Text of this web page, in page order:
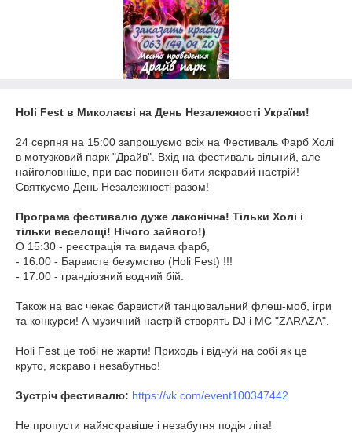
Holi Fest в Миколаєві на День Незалежності України!
24 серпня на 15:00 запрошуємо всіх на Фестиваль Фарб Холі
в мотузковий парк "Драйв". Вхід на фестиваль вільний, але
найголовніше, при вас повинен бити яскравий настрій!
Святкуємо День Незалежності разом!
Програма фестивалю дуже лаконічна! Тільки Холі і
тільки веселощі! Нічого зайвого!)
О 15:30 - реєстрація та видача фарб,
- 16:00 - Барвисте безумство (Holi Fest) !!!
- 17:00 - грандіозний водний бій.
Також на вас чекає барвистий танцювальний флеш-моб, ігри
та конкурси! А музичний настрій створять DJ і MC "ZARAZA".
Holi Fest це тобі не жарти! Приходь і відчуй на собі як це
круто, яскраво і незабутньо!
Зустріч фестивалю: https://vk.com/event100347442
Не пропусти найяскравіше і незабутня подія літа!